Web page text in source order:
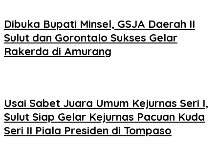
Dibuka Bupati Minsel, GSJA Daerah II
Sulut dan Gorontalo Sukses Gelar
Rakerda di Amurang
Usai Sabet Juara Umum Kejurnas Seri I,
Sulut Siap Gelar Kejurnas Pacuan Kuda
Seri II Piala Presiden di Tompaso